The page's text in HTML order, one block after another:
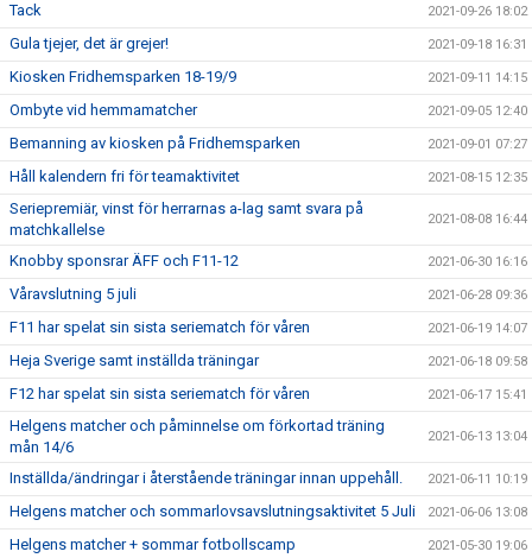
Tack 2021-09-26 18:02
Gula tjejer, det är grejer! 2021-09-18 16:31
Kiosken Fridhemsparken 18-19/9 2021-09-11 14:15
Ombyte vid hemmamatcher 2021-09-05 12:40
Bemanning av kiosken på Fridhemsparken 2021-09-01 07:27
Håll kalendern fri för teamaktivitet 2021-08-15 12:35
Seriepremiär, vinst för herrarnas a-lag samt svara på
matchkallelse
2021-08-08 16:44
Knobby sponsrar ÄFF och F11-12 2021-06-30 16:16
Våravslutning 5 juli 2021-06-28 09:36
F11 har spelat sin sista seriematch för våren 2021-06-19 14:07
Heja Sverige samt inställda träningar 2021-06-18 09:58
F12 har spelat sin sista seriematch för våren 2021-06-17 15:41
Helgens matcher och påminnelse om förkortad träning
mån 14/6
2021-06-13 13:04
Inställda/ändringar i återstående träningar innan uppehåll. 2021-06-11 10:19
Helgens matcher och sommarlovsavslutningsaktivitet 5 Juli 2021-06-06 13:08
Helgens matcher + sommar fotbollscamp 2021-05-30 19:06